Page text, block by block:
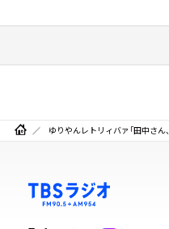
ゆりやんレトリィバァ「田中さん